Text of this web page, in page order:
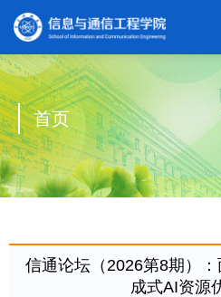
首页
信通论坛（2026第8期）
成式AI资源